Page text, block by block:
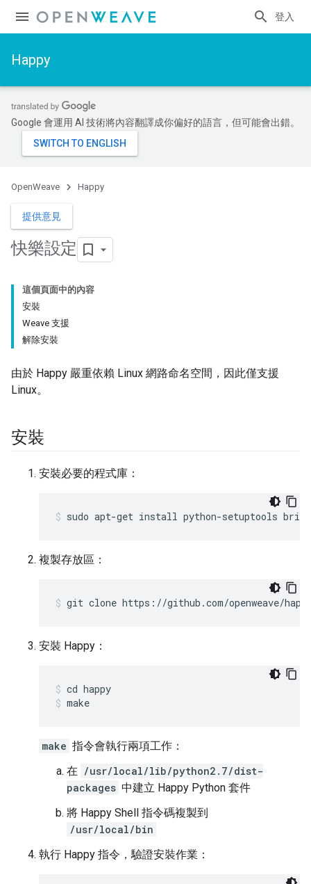
登入
Happy
Google 會運用 AI 技術將內容翻譯成你偏好的語言，但可能會出錯。
OpenWeave Happy
提供意見
快樂設定
這個頁面中的內容
安裝
Weave 支援
解除安裝
由於 Happy 嚴重依賴 Linux 網路命名空間，因此僅支援
Linux。
安裝
安裝必要的程式庫：
sudo apt-get install python-setuptools
複製存放區：
安裝 Happy：
cd happy
make
make 指令會執行兩項工作：
在 /usr/local/lib/python2.7/dist-
packages 中建立 Happy Python 套件
將 Happy Shell 指令碼複製到
/usr/local/bin
執行 Happy 指令，驗證安裝作業：